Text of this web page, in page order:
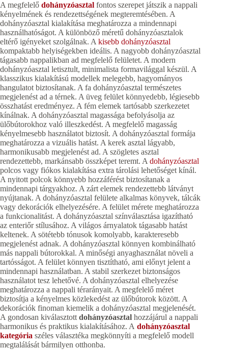
A megfelelő dohányzóasztal fontos szerepet játszik a nappali
kényelmének és rendezettségének megteremtésében. A
dohányzóasztal kialakítása meghatározza a mindennapi
használhatóságot. A különböző méretű dohányzóasztalok
eltérő igényeket szolgálnak. Akisebb dohányzóasztal
kompaktabb helyiségekben ideális. A nagyobb dohányzóasztal
tágasabb nappalikban ad megfelelő felületet. A modern
dohányzóasztal letisztult, minimalista formavilággal készül. A
klasszikus kialakítású modellek melegebb, hagyományos
hangulatot biztosítanak. A fa dohányzóasztal természetes
megjelenést ad a térnek. A üveg felület könnyedebb, légiesebb
összhatást eredményez. A fém elemek tartósabb szerkezetet
kínálnak. A dohányzóasztal magassága befolyásolja az
ülőbútorokhoz való illeszkedést. A megfelelő magasság
kényelmesebb használatot biztosít. A dohányzóasztal formája
meghatározza a vizuális hatást. A kerek asztal lágyabb,
harmonikusabb megjelenést ad. A szögletes asztal
rendezettebb, markánsabb összképet teremt. Adohányzóasztal
polcos vagy fiókos kialakítása extra tárolási lehetőséget kínál.
A nyitott polcok könnyebb hozzáférést biztosítanak a
mindennapi tárgyakhoz. A zárt elemek rendezettebb látványt
nyújtanak. A dohányzóasztal felülete alkalmas könyvek, tálcák
vagy dekorációk elhelyezésére. A felület mérete meghatározza
a funkcionalitást. A dohányzóasztal színválasztása igazítható
az enteriőr stílusához. A világos árnyalatok tágasabb hatást
keltenek. A sötétebb tónusok komolyabb, karakteresebb
megjelenést adnak. A dohányzóasztal könnyen kombinálható
más nappali bútorokkal. A minőségi anyaghasználat növeli a
tartósságot. A felület könnyen tisztítható, ami előnyt jelent a
mindennapi használatban. A stabil szerkezet biztonságos
használatot tesz lehetővé. A dohányzóasztal elhelyezése
meghatározza a nappali térarányait. A megfelelő méret
biztosítja a kényelmes közlekedést az ülőbútorok között. A
dekorációk finoman kiemelik a dohányzóasztal megjelenését.
A gondosan kiválasztottdohányzóasztal hozzájárul a nappali
harmonikus és praktikus kialakításához. A dohányzóasztal
kategória széles választéka megkönnyíti a megfelelő modell
megtalálását bármilyen otthonba.